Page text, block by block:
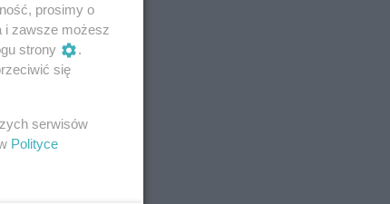
prosimy o
i zawsze możesz
strony
.
się
serwisów
Polityce